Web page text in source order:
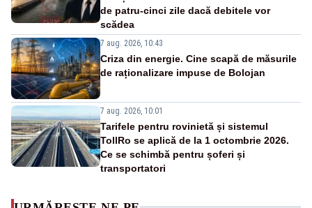
de patru-cinci zile dacă debitele vor
scădea
7 aug. 2026, 10:43
Criza din energie. Cine scapă de măsurile
de raționalizare impuse de Bolojan
7 aug. 2026, 10:01
Tarifele pentru rovinietă și sistemul
TollRo se aplică de la 1 octombrie 2026.
Ce se schimbă pentru șoferi și
transportatori